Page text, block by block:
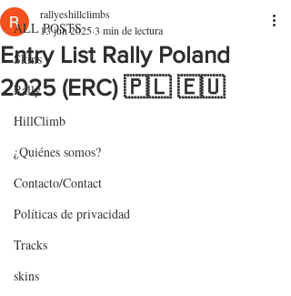
ALL POSTS
Skins
Rally
HillClimb
¿Quiénes somos?
Contacto/Contact
Políticas de privacidad
Tracks
skins
Entry List Rally Poland
2025 (ERC) 🇵🇱 🇪🇺
rallyeshillclimbs
13 jun 20253 min de lectura